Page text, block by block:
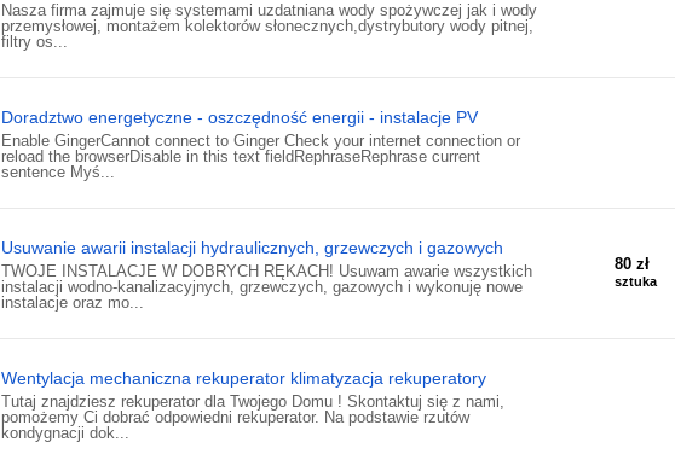
Nasza firma zajmuje się systemami uzdatniana wody spożywczej jak i wody
przemysłowej, montażem kolektorów słonecznych,dystrybutory wody pitnej,
filtry os...
Doradztwo energetyczne - oszczędność energii - instalacje PV
Enable GingerCannot connect to Ginger Check your internet connection or
reload the browserDisable in this text fieldRephraseRephrase current
sentence Myś...
Usuwanie awarii instalacji hydraulicznych, grzewczych i gazowych
TWOJE INSTALACJE W DOBRYCH RĘKACH! Usuwam awarie wszystkich
instalacji wodno-kanalizacyjnych, grzewczych, gazowych i wykonuję nowe
instalacje oraz mo...
80 zł
sztuka
Wentylacja mechaniczna rekuperator klimatyzacja rekuperatory
Tutaj znajdziesz rekuperator dla Twojego Domu ! Skontaktuj się z nami,
pomożemy Ci dobrać odpowiedni rekuperator. Na podstawie rzutów
kondygnacji dok...